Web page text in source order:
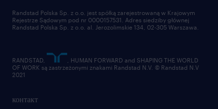
контакт
Randstad Polska Sp. z o.o. jest spółką zarejestrowaną w Krajowym
Rejestrze Sądowym pod nr 0000157531. Adres siedziby głównej
Randstad Polska Sp. z o.o. al. Jerozolimskie 134, 02-305 Warszawa.
RANDSTAD,
, HUMAN FORWARD and SHAPING THE WORLD
OF WORK są zastrzeżonymi znakami Randstad N.V. © Randstad N.V
2021